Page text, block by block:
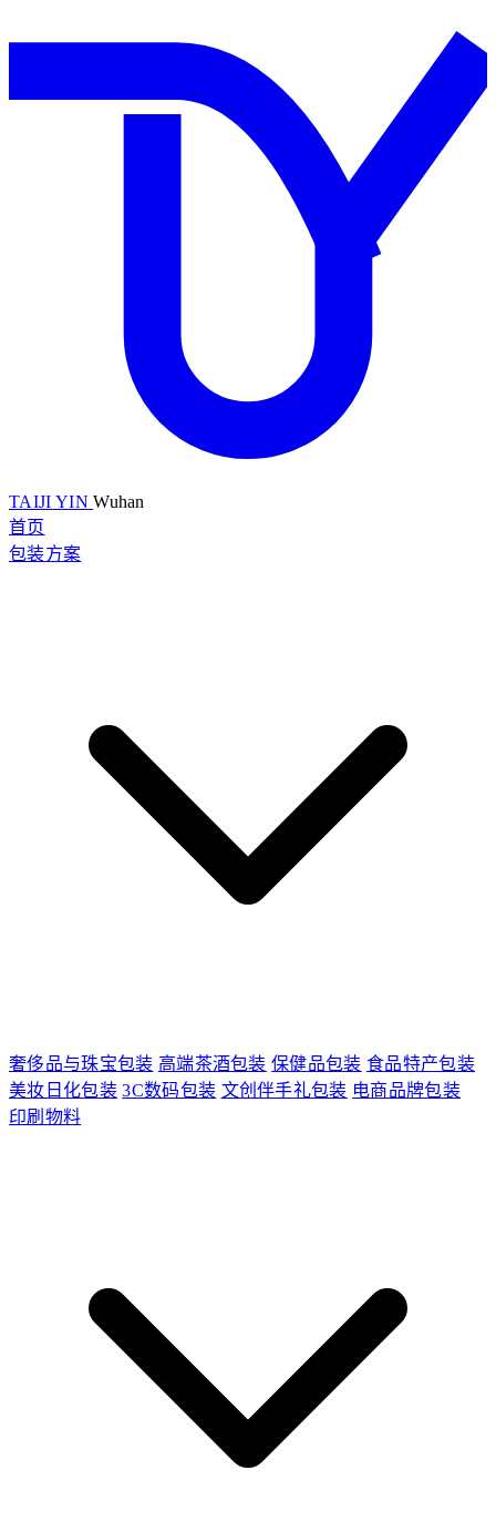
TAIJI YIN Wuhan
首页
包装方案
奢侈品与珠宝包装 高端茶酒包装 保健品包装 食品特产包装
美妆日化包装 3C数码包装 文创伴手礼包装 电商品牌包装
印刷物料